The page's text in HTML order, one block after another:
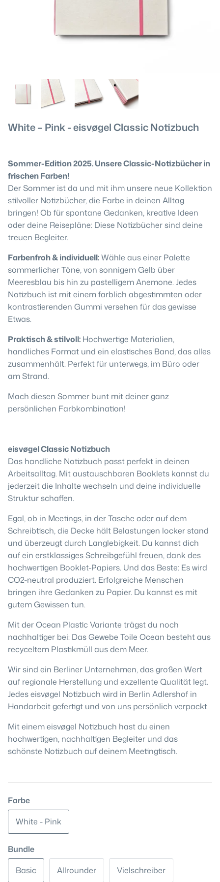
White – Pink - eisvøgel Classic Notizbuch
Sommer-Edition 2025. Unsere Classic-Notizbücher in
frischen Farben!
Der Sommer ist da und mit ihm unsere neue Kollektion
stilvoller Notizbücher, die Farbe in deinen Alltag
bringen! Ob für spontane Gedanken, kreative Ideen
oder deine Reisepläne: Diese Notizbücher sind deine
treuen Begleiter.
Farbenfroh & individuell:Wähle aus einer Palette
sommerlicher Töne, von sonnigem Gelb über
Meeresblau bis hin zu pastelligem Anemone. Jedes
Notizbuch ist mit einem farblich abgestimmten oder
kontrastierenden Gummi versehen für das gewisse
Etwas.
Praktisch & stilvoll: Hochwertige Materialien,
handliches Format und ein elastisches Band, das alles
zusammenhält. Perfekt für unterwegs, im Büro oder
am Strand.
Mach diesen Sommer bunt mit deiner ganz
persönlichen Farbkombination!
eisvøgel Classic Notizbuch
Das handliche Notizbuch passt perfekt in deinen
Arbeitsalltag. Mit austauschbaren Booklets kannst du
jederzeit die Inhalte wechseln und deine individuelle
Struktur schaffen.
Egal, ob in Meetings, in der Tasche oder auf dem
Schreibtisch, die Decke hält Belastungen locker stand
und überzeugt durch Langlebigkeit. Du kannst dich
auf ein erstklassiges Schreibgefühl freuen, dank des
hochwertigen Booklet-Papiers. Und das Beste: Es wird
CO2-neutral produziert. Erfolgreiche Menschen
bringen ihre Gedanken zu Papier. Du kannst es mit
gutem Gewissen tun.
Mit der Ocean Plastic Variante trägst du noch
nachhaltiger bei: Das Gewebe Toile Ocean besteht aus
recyceltem Plastikmüll aus dem Meer.
Wir sind ein Berliner Unternehmen, das großen Wert
auf regionale Herstellung und exzellente Qualität legt.
Jedes eisvøgel Notizbuch wird in Berlin Adlershof in
Handarbeit gefertigt und von uns persönlich verpackt.
Mit einem eisvøgel Notizbuch hast du einen
hochwertigen, nachhaltigen Begleiter und das
schönste Notizbuch auf deinem Meetingtisch.
Farbe
White - Pink
Bundle
Basic
Allrounder Vielschreiber